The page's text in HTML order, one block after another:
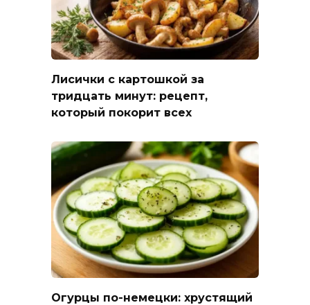
Лисички с картошкой за
тридцать минут: рецепт,
который покорит всех
Огурцы по-немецки: хрустящий